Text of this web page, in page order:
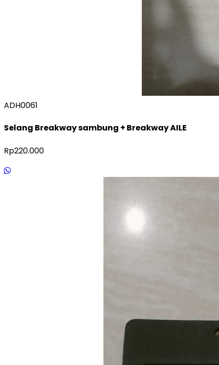
ADH0061
Selang Breakway sambung + Breakway AILE
Rp220.000